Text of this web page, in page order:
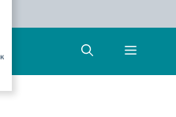
Menü